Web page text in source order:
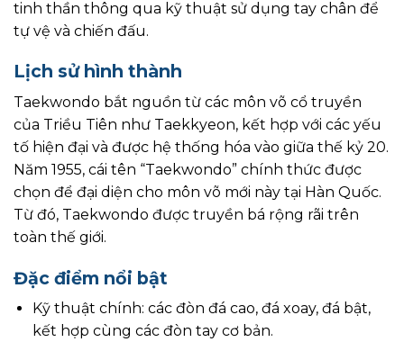
tinh thần thông qua kỹ thuật sử dụng tay chân để
tự vệ và chiến đấu.
Lịch sử hình thành
Taekwondo bắt nguồn từ các môn võ cổ truyền
của Triều Tiên như Taekkyeon, kết hợp với các yếu
tố hiện đại và được hệ thống hóa vào giữa thế kỷ 20.
Năm 1955, cái tên “Taekwondo” chính thức được
chọn để đại diện cho môn võ mới này tại Hàn Quốc.
Từ đó, Taekwondo được truyền bá rộng rãi trên
toàn thế giới.
Đặc điểm nổi bật
Kỹ thuật chính: các đòn đá cao, đá xoay, đá bật,
kết hợp cùng các đòn tay cơ bản.